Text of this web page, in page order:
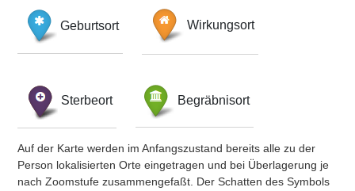
Geburtsort Wirkungsort
Sterbeort Begräbnisort
Auf der Karte werden im Anfangszustand bereits alle zu der
Person lokalisierten Orte eingetragen und bei Überlagerung je
nach Zoomstufe zusammengefaßt. Der Schatten des Symbols